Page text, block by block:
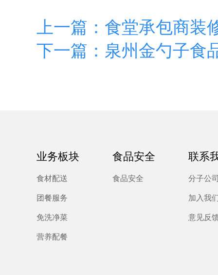
上一篇：食堂承包商装
下一篇：泉州金勺子食
业务板块
食材配送
团餐服务
免洗净菜
营养配餐
食品安全
食品安全
联系
分子公
加入我
意见反